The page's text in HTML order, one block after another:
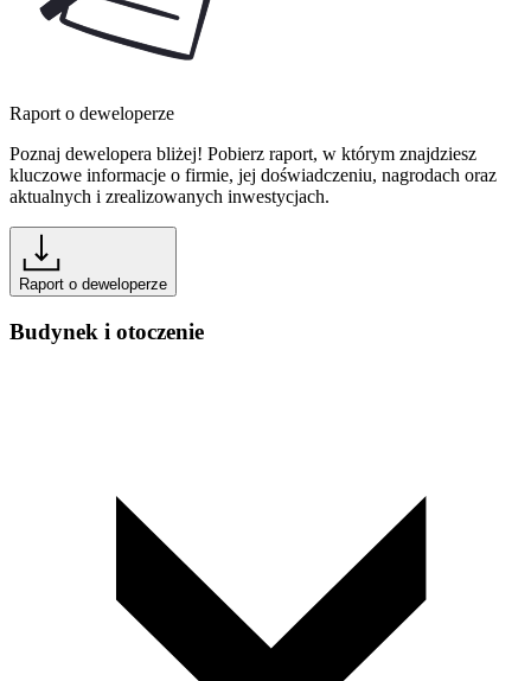
Raport o deweloperze
Poznaj dewelopera bliżej! Pobierz raport, w którym znajdziesz
kluczowe informacje o firmie, jej doświadczeniu, nagrodach oraz
aktualnych i zrealizowanych inwestycjach.
Raport o deweloperze
Budynek i otoczenie